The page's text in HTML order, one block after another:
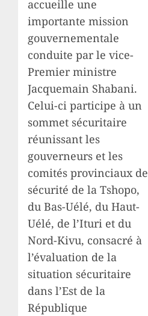
accueille une
importante mission
gouvernementale
conduite par le vice-
Premier ministre
Jacquemain Shabani.
Celui-ci participe à un
sommet sécuritaire
réunissant les
gouverneurs et les
comités provinciaux de
sécurité de la Tshopo,
du Bas-Uélé, du Haut-
Uélé, de l’Ituri et du
Nord-Kivu, consacré à
l’évaluation de la
situation sécuritaire
dans l’Est de la
République